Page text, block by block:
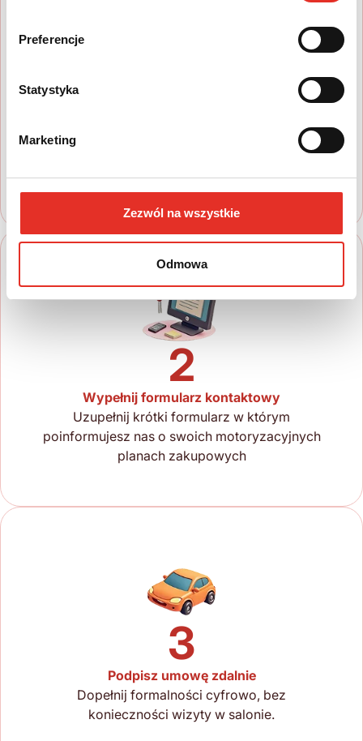
Preferencje
Statystyka
Marketing
Zezwól na wszystkie
Odmowa
Zapoznaj się z nasza ofertą, aby wybrać
oczekiwania
2
Wypełnij formularz kontaktowy
Uzupełnij krótki formularz w którym
poinformujesz nas o swoich motoryzacyjnych
planach zakupowych
3
Podpisz umowę zdalnie
Dopełnij formalności cyfrowo, bez
konieczności wizyty w salonie.